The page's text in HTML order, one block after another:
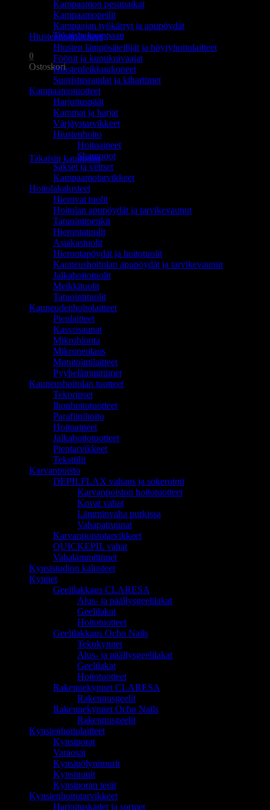
Ostoskori on tyhjä.
Takaisin kauppaan
0
Ostoskori
Ostoskori on tyhjä.
Takaisin kauppaan
Kampaamon pesupaikat
Kampaamopeilit
Kampaajan työkärryt ja apupöydät
Hiustenhoitolaitteet
Hiusten lämpösäteilijät ja höyryhoitolaitteet
Föönit ja kupukuivaajat
Hiustenleikkuukoneet
Suoristusraudat ja kihartimet
Kampaamotuotteet
Harjoituspäät
Kammat ja harjat
Värjäystarvikkeet
Hiustenhoito
Hoitoaineet
Shampoot
Sakset ja veitset
Kampaamotarvikkeet
Hoitolakalusteet
Hierovat tuolit
Hoitolan apupöydät ja tarvikevaunut
Tatuointipenkit
Hierontatuolit
Asiakastuolit
Hierontapöydät ja hoitotuolit
Kauneushoitolan apupöydät ja tarvikevaunut
Jalkahoitotuolit
Meikkituolit
Tatuointituolit
Kauneudenhoitolaitteet
Pienlaitteet
Kasvosaunat
Mikrohionta
Mikroneulaus
Monitoimilaitteet
Pyyhelämmittimet
Kauneushoitolan tuotteet
Tekoripset
Ihonhoitotuotteet
Parafiinihoito
Hoitoaineet
Jalkahoitotuotteet
Pientarvikkeet
Tekstiilit
Karvanpoisto
DEPILFLAX vahaus ja sokerointi
Karvanpoiston hoitotuotteet
Kovat vahat
Lämminvaha purkissa
Vahapatruunat
Karvanpoistotarvikkeet
QUICKEPIL vahat
Vahalämmittimet
Kynsistudion kalusteet
Kynnet
Geelilakkaus CLARESA
Alus- ja päällysgeelilakat
Geelilakat
Hoitotuotteet
Geelilakkaus Ocho Nails
Tekokynnet
Alus- ja päällysgeelilakat
Geelilakat
Hoitotuotteet
Rakennekynnet CLARESA
Rakennusgeelit
Rakennekynnet Ocho Nails
Rakennusgeelit
Kynsienhoitolaitteet
Kynsiporat
Varaosat
Kynsipölynimurit
Kynsiuunit
Kynsiporan terät
Kynsienhoitotarvikkeet
Harjoituskädet ja sormet